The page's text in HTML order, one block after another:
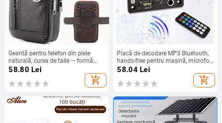
Geantă pentru telefon din piele
naturală, curea de talie — formă
verticală pătrată, pentru bărbați, stil
58.80 Lei
add_shopping_cart
Placă de decodare MP3 Bluetooth,
hands-free pentru mașină, microfon
audio WMA, radio, player muzical
58.04Lei
add_shopping_cart